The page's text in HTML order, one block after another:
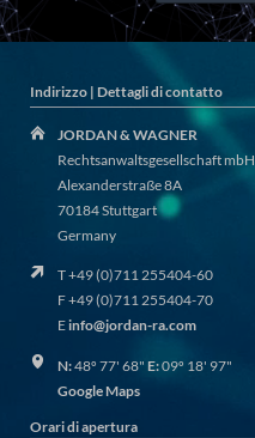
Indirizzo | Dettagli di contatto
JORDAN & WAGNER
Rechtsanwaltsgesellschaft mbH
Alexanderstraße 8A
70184 Stuttgart
Germany
T +49 (0)711 255404-60
F +49 (0)711 255404-70
Einfo@jordan-ra.com
N:48º 77' 68" E:09º 18' 97"
Google Maps
Orari di apertura